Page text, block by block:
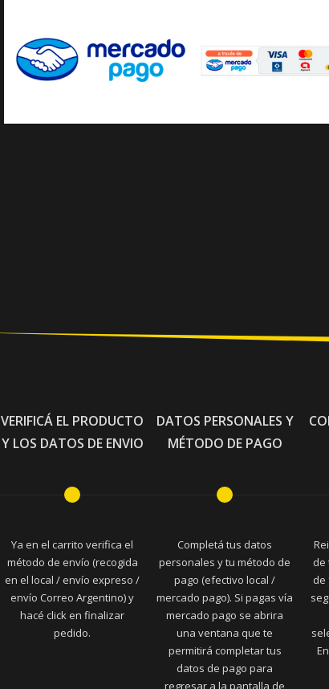
VERIFICÁ EL PRODUCTO
Y LOS DATOS DE ENVIO
Ya en el carrito verifica el
método de envío (recogida
en el local / envío expreso /
envío Correo Argentino) y
hacé click en finalizar
pedido.
DATOS PERSONALES Y
MÉTODO DE PAGO
Completá tus datos
personales y tu método de
pago (efectivo local /
mercado pago). Si pagas vía
mercado pago se abrira
una ventana que te
permitirá completar tus
datos de pago para
regresar a la pantalla de
de
de